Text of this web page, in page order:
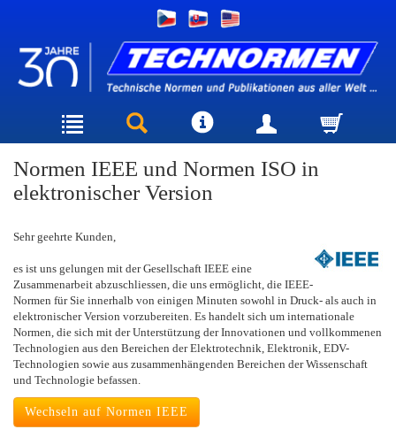
Normen IEEE und Normen ISO in
elektronischer Version
Sehr geehrte Kunden,
es ist uns gelungen mit der Gesellschaft IEEE eine
Zusammenarbeit abzuschliessen, die uns ermöglicht, die IEEE-
Normen für Sie innerhalb von einigen Minuten sowohl in Druck- als auch in
elektronischer Version vorzubereiten. Es handelt sich um internationale
Normen, die sich mit der Unterstützung der Innovationen und vollkommenen
Technologien aus den Bereichen der Elektrotechnik, Elektronik, EDV-
Technologien sowie aus zusammenhängenden Bereichen der Wissenschaft
und Technologie befassen.
Wechseln auf Normen IEEE